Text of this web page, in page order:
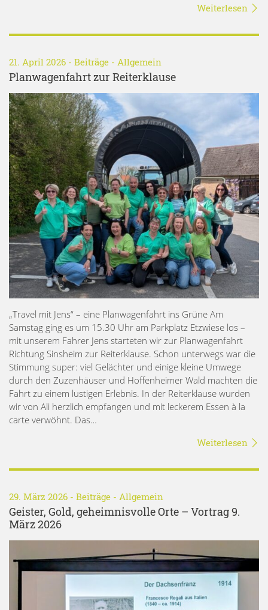
Weiterlesen
21. April 2026 - Beiträge - Allgemein
Planwagenfahrt zur Reiterklause
„Travel mit Jens“ – eine Planwagenfahrt ins Grüne Am
Samstag ging es um 15.30 Uhr am Parkplatz Etzwiese los –
mit unserem Fahrer Jens starteten wir zur Planwagenfahrt
Richtung Sinsheim zur Reiterklause. Schon unterwegs war die
Stimmung super: viel Gelächter und einige kleine Umwege
durch den Zuzenhäuser und Hoffenheimer Wald machten die
Fahrt zu einem lustigen Erlebnis. In der Reiterklause wurden
wir von Ali herzlich empfangen und mit leckerem Essen à la
carte verwöhnt. Das…
Weiterlesen
29. März 2026 - Beiträge - Allgemein
Geister, Gold, geheimnisvolle Orte – Vortrag 9.
März 2026